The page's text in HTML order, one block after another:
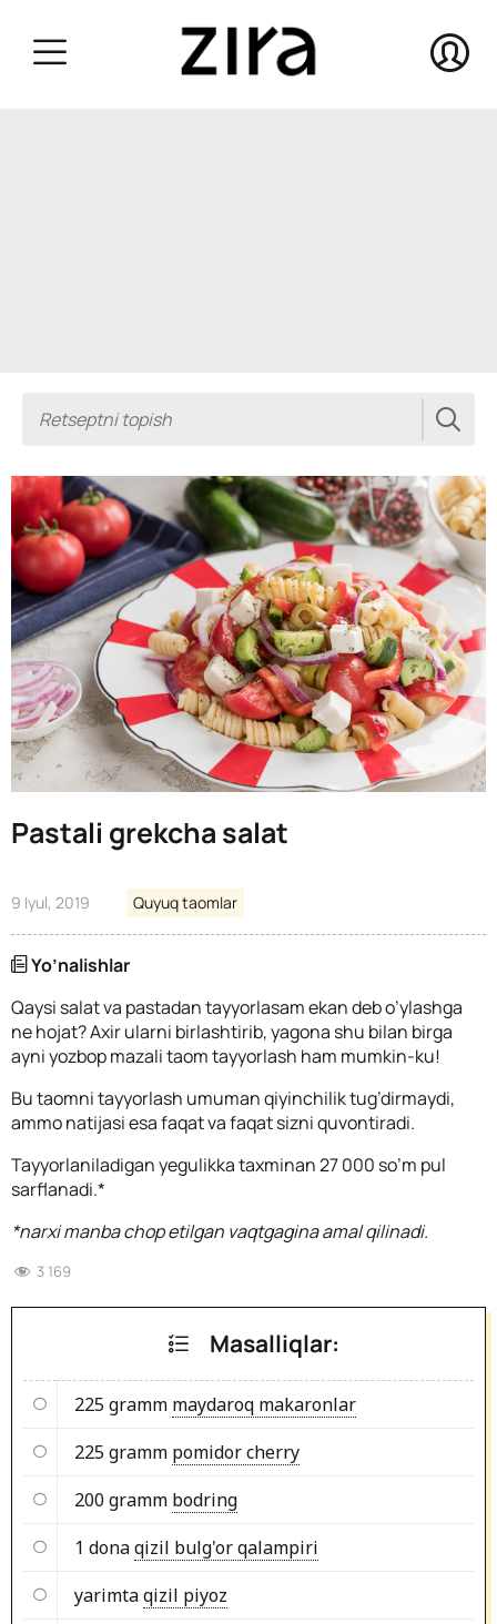
Pastali grekcha salat
9 Iyul, 2019 Quyuq taomlar
Yo’nalishlar
Qaysi salat va pastadan tayyorlasam ekan deb o’ylashga
ne hojat? Axir ularni birlashtirib, yagona shu bilan birga
ayni yozbop mazali taom tayyorlash ham mumkin-ku!
Bu taomni tayyorlash umuman qiyinchilik tug’dirmaydi,
ammo natijasi esa faqat va faqat sizni quvontiradi.
Tayyorlaniladigan yegulikka taxminan 27 000 so’m pul
sarflanadi.*
*narxi manba chop etilgan vaqtgagina amal qilinadi.
3 169
Masalliqlar:
225 gramm maydaroq makaronlar
225 gramm pomidor cherry
200 gramm bodring
1 donaqizil bulg'or qalampiri
yarimtaqizil piyoz